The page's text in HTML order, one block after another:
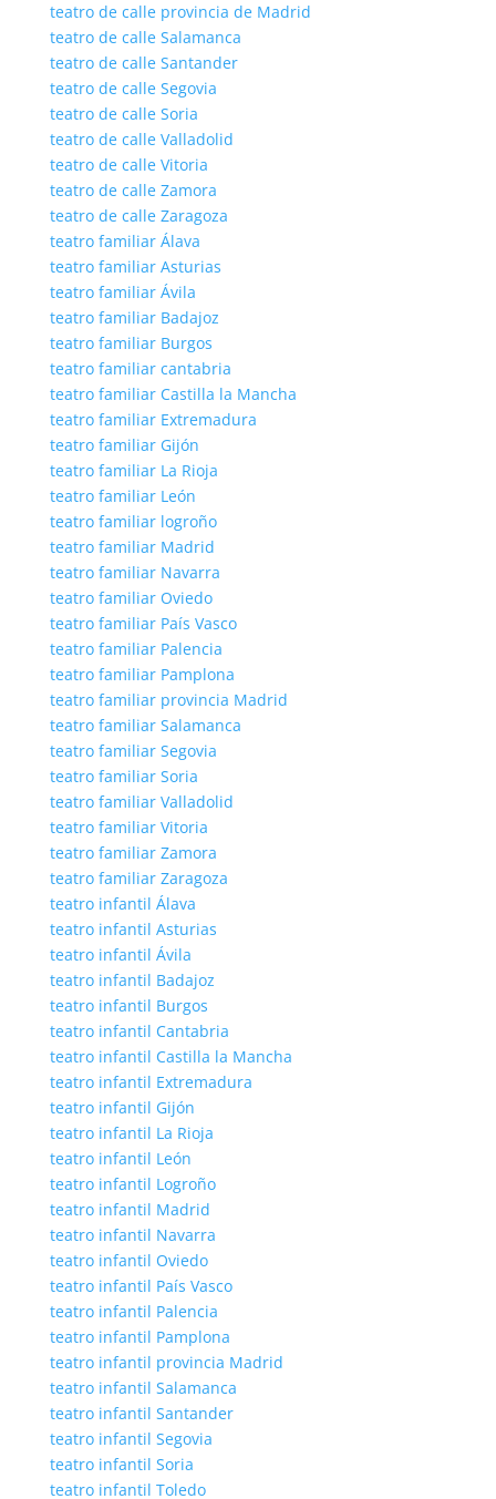
teatro de calle provincia de Madrid
teatro de calle Salamanca
teatro de calle Santander
teatro de calle Segovia
teatro de calle Soria
teatro de calle Valladolid
teatro de calle Vitoria
teatro de calle Zamora
teatro de calle Zaragoza
teatro familiar Álava
teatro familiar Asturias
teatro familiar Ávila
teatro familiar Badajoz
teatro familiar Burgos
teatro familiar cantabria
teatro familiar Castilla la Mancha
teatro familiar Extremadura
teatro familiar Gijón
teatro familiar La Rioja
teatro familiar León
teatro familiar logroño
teatro familiar Madrid
teatro familiar Navarra
teatro familiar Oviedo
teatro familiar País Vasco
teatro familiar Palencia
teatro familiar Pamplona
teatro familiar provincia Madrid
teatro familiar Salamanca
teatro familiar Segovia
teatro familiar Soria
teatro familiar Valladolid
teatro familiar Vitoria
teatro familiar Zamora
teatro familiar Zaragoza
teatro infantil Álava
teatro infantil Asturias
teatro infantil Ávila
teatro infantil Badajoz
teatro infantil Burgos
teatro infantil Cantabria
teatro infantil Castilla la Mancha
teatro infantil Extremadura
teatro infantil Gijón
teatro infantil La Rioja
teatro infantil León
teatro infantil Logroño
teatro infantil Madrid
teatro infantil Navarra
teatro infantil Oviedo
teatro infantil País Vasco
teatro infantil Palencia
teatro infantil Pamplona
teatro infantil provincia Madrid
teatro infantil Salamanca
teatro infantil Santander
teatro infantil Segovia
teatro infantil Soria
teatro infantil Toledo